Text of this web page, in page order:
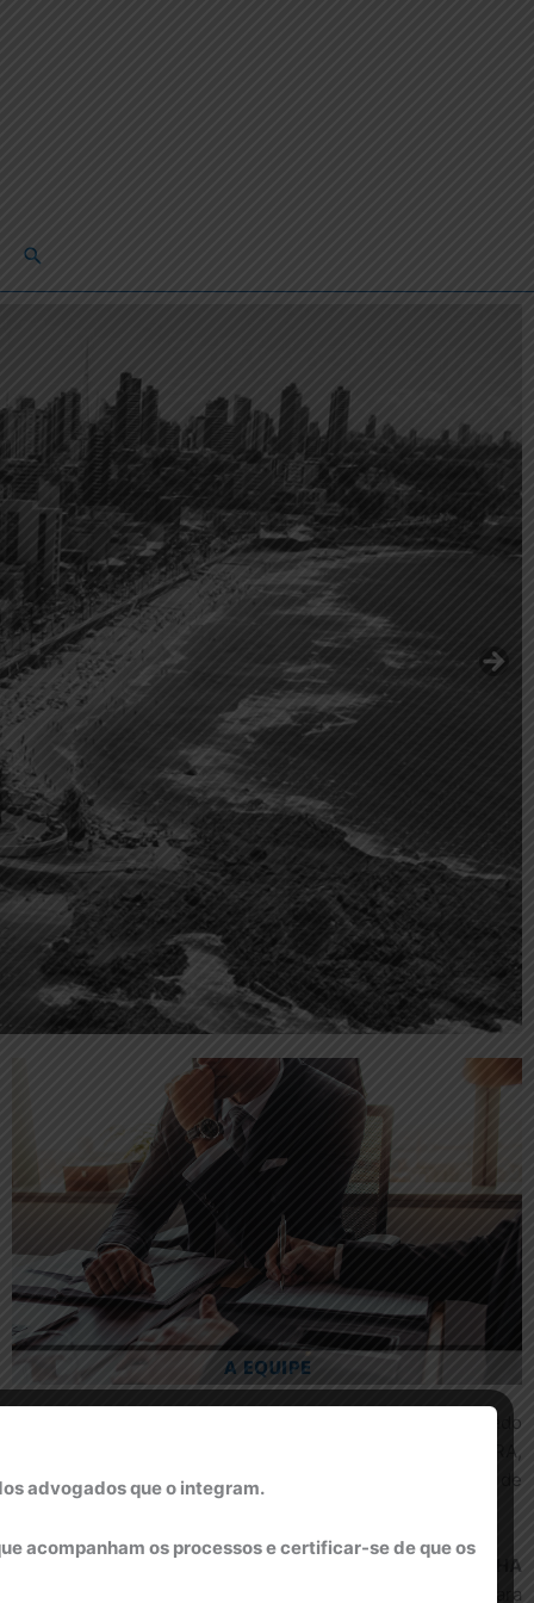
Pesquisar
, fundado
composto pelos sócios DANTE MENEZES PEREIRA,
COSTA FERNANDES DA CUNHA mais um corpo de
aos seus clientes,
MBC – MENEZES, BARRETO E CUNHA
a colaboração dos advogados parceiros/associados, para
advogados que o integram.
acompanham os processos e certificar-se de que os